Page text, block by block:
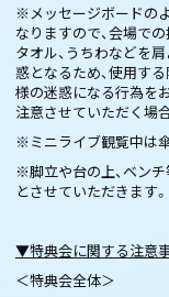
※メッセージボードの
なりますので、会場で
タオル、うちわなどを
惑となるため、使用す
様の迷惑になる行為を
注意させていただく場
※ミニライブ観覧中は
※脚立や台の上、ベン
とさせていただきます。
▼特典会に関する注意
＜特典会全体＞